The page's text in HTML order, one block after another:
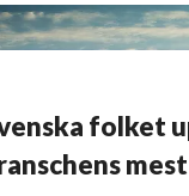
folket